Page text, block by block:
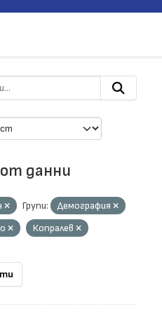
данни
Групи:
Демография
Копралев